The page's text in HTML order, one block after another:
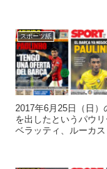
スポーツ紙
2017年6月25日（日
を出したというパウ
ベラッティ、ルーカ